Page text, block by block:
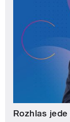
Rozhlas jede